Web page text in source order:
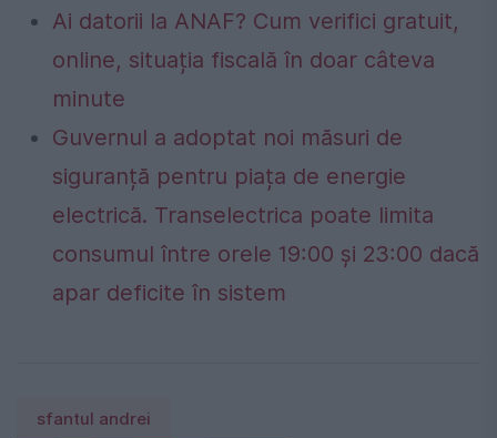
Ai datorii la ANAF? Cum verifici gratuit,
online, situația fiscală în doar câteva
minute
Guvernul a adoptat noi măsuri de
siguranță pentru piața de energie
electrică. Transelectrica poate limita
consumul între orele 19:00 și 23:00 dacă
apar deficite în sistem
sfantul andrei